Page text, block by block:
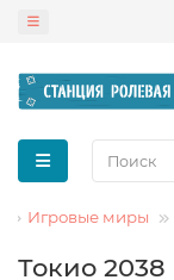
Игровые миры
Токио 2038